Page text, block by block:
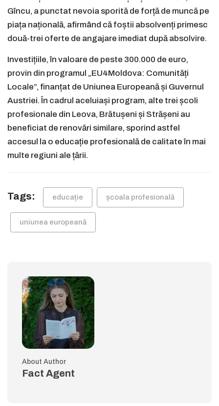
Gîncu, a punctat nevoia sporită de forță de muncă pe
piața națională, afirmând că foștii absolvenți primesc
două-trei oferte de angajare imediat după absolvire.
Investițiile, în valoare de peste 300.000 de euro,
provin din programul „EU4Moldova: Comunități
Locale”, finanțat de Uniunea Europeană și Guvernul
Austriei. În cadrul aceluiași program, alte trei școli
profesionale din Leova, Brătușeni și Strășeni au
beneficiat de renovări similare, sporind astfel
accesul la o educație profesională de calitate în mai
multe regiuni ale țării.
Tags: educație școala profesională
uniunea europeană
About Author
Fact Agent